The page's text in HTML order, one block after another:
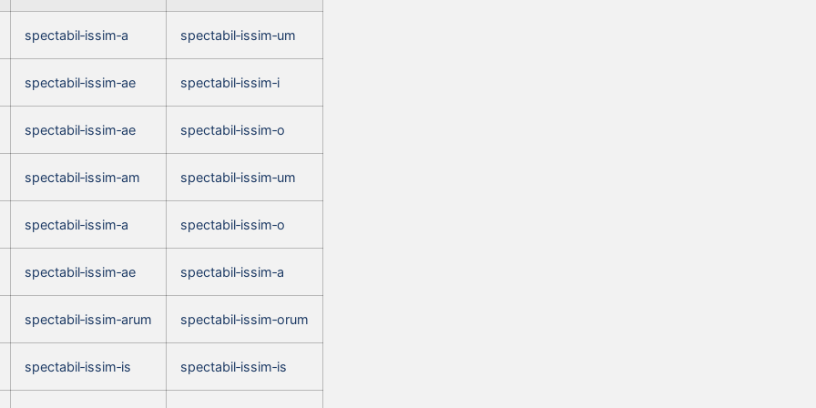
spectabil‑issim‑a spectabil‑issim‑um
spectabil‑issim‑ae spectabil‑issim‑i
spectabil‑issim‑ae spectabil‑issim‑o
spectabil‑issim‑am spectabil‑issim‑um
spectabil‑issim‑a spectabil‑issim‑o
spectabil‑issim‑ae spectabil‑issim‑a
spectabil‑issim‑arum spectabil‑issim‑orum
spectabil‑issim‑is spectabil‑issim‑is